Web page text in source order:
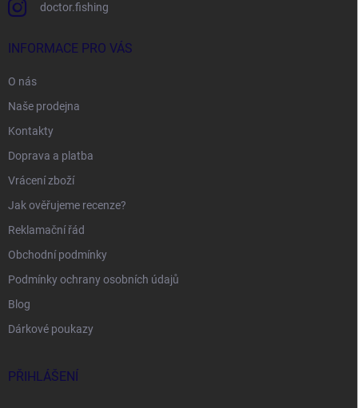
doctor.fishing
INFORMACE PRO VÁS
O nás
Naše prodejna
Kontakty
Doprava a platba
Vrácení zboží
Jak ověřujeme recenze?
Reklamační řád
Obchodní podmínky
Podmínky ochrany osobních údajů
Blog
Dárkové poukazy
PŘIHLÁŠENÍ